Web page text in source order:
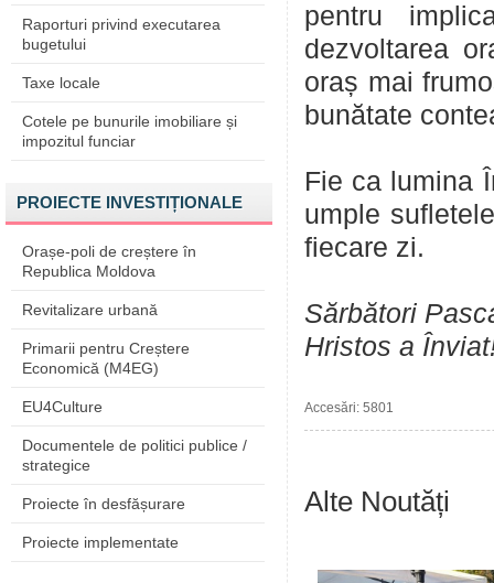
Raporturi privind executarea
bugetului
Taxe locale
Cotele pe bunurile imobiliare și
impozitul funciar
PROIECTE INVESTIȚIONALE
Orașe-poli de creștere în
Republica Moldova
Revitalizare urbană
Primarii pentru Creștere
Economică (M4EG)
EU4Culture
Documentele de politici publice /
strategice
Proiecte în desfășurare
Proiecte implementate
pentru
dezvoltarea
oraș mai
bunătate
Fie ca lumina
umple
fiecare zi.
Sărbători
Hristos a
Accesări: 5801
Alte Noutăți